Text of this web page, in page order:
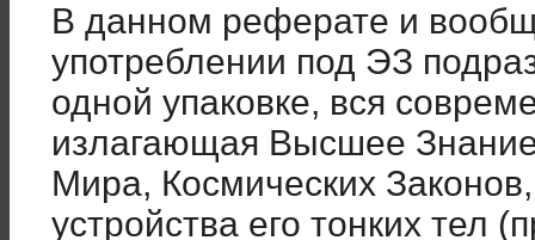
В данном реферате и
употреблении под ЭЗ
одной упаковке, вся
излагающая Высшее
Мира, Космических
устройства его тонких тел